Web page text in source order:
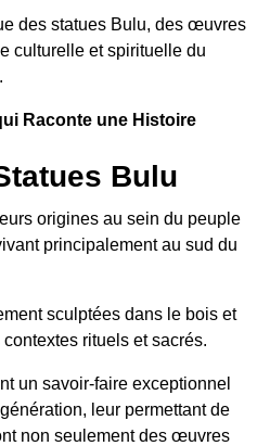
des statues Bulu, des œuvres
culturelle et spirituelle du
Raconte une Histoire
Bulu
origines au sein du peuple
principalement au sud du
sculptées dans le bois et
rituels et sacrés.
un savoir-faire exceptionnel
leur permettant de
non seulement des œuvres